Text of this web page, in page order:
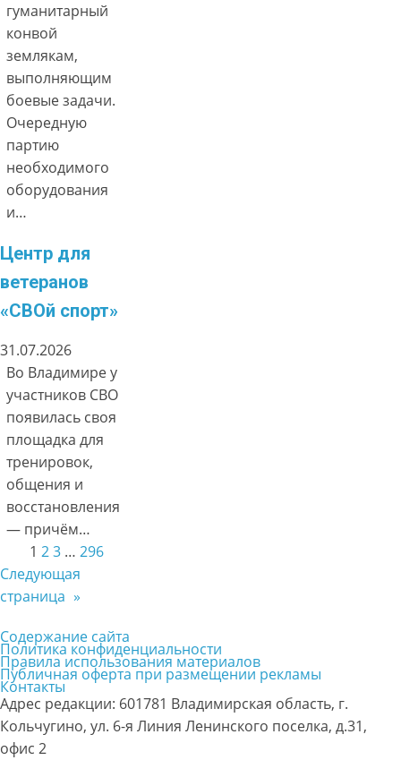
гуманитарный
конвой
землякам,
выполняющим
боевые задачи.
Очередную
партию
необходимого
оборудования
и…
Центр для
ветеранов
«СВОй спорт»
31.07.2026
Во Владимире у
участников СВО
появилась своя
площадка для
тренировок,
общения и
восстановления
— причём…
1 23 … 296
Следующая
страница »
Содержание сайта
Политика конфиденциальности
Правила использования материалов
Публичная оферта при размещении рекламы
Контакты
Адрес редакции: 601781 Владимирская область, г.
Кольчугино, ул. 6-я Линия Ленинского поселка, д.31,
офис 2